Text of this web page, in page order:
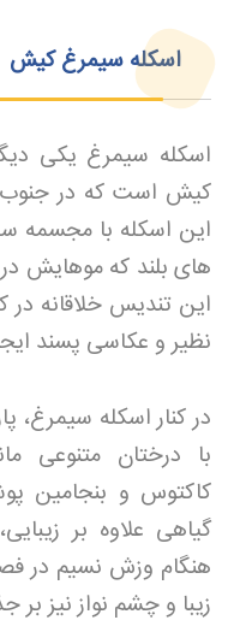
اسکله سیمرغ کیش
اسکله سیمرغ یکی
کیش است که در
این اسکله با مجسمه
های بلند که موهایش
این تندیس خلاقانه در
نظیر و عکاسی پسند
در کنار اسکله سیمرغ،
با درختان متنوعی
کاکتوس و بنجامین
گیاهی علاوه بر
هنگام وزش نسیم در
زیبا و چشم نواز نیز